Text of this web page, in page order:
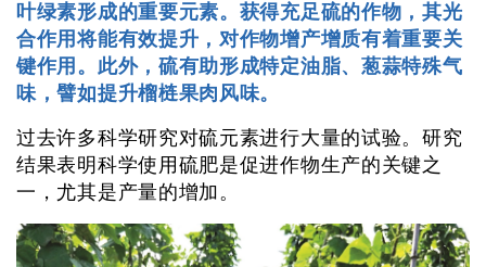
叶绿素形成的重要元素。获得充足硫的作物，其光
合作用将能有效提升，对作物增产增质有着重要关
键作用。此外，硫有助形成特定油脂、葱蒜特殊气
味，譬如提升榴梿果肉风味。
过去许多科学研究对硫元素进行大量的试验。研究
结果表明科学使用硫肥是促进作物生产的关键之
一，尤其是产量的增加。